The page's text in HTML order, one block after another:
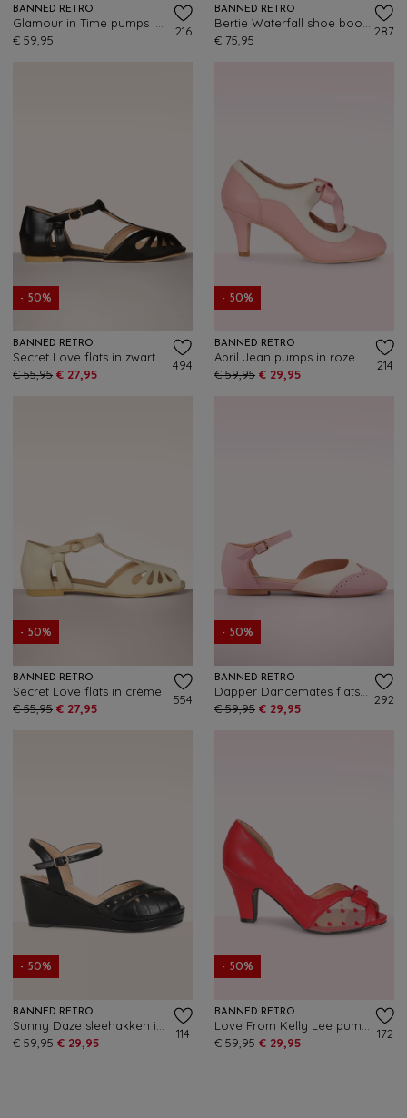
BANNED RETRO
€ 59,95
216
BANNED RETRO
€ 75,95
287
- 50%
BANNED RETRO
Secret Love flats in zwart
€ 55,95 € 27,95
494
- 50%
BANNED RETRO
€ 59,95 € 29,95
214
- 50%
BANNED RETRO
Secret Love flats in crème
€ 55,95 € 27,95
554
- 50%
BANNED RETRO
€ 59,95 € 29,95
292
- 50%
BANNED RETRO
€ 59,95 € 29,95
114
- 50%
BANNED RETRO
€ 59,95 € 29,95
172